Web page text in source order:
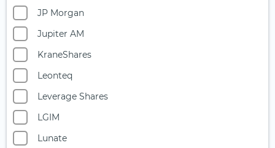
JP Morgan
Jupiter AM
KraneShares
Leonteq
Leverage Shares
LGIM
Lunate